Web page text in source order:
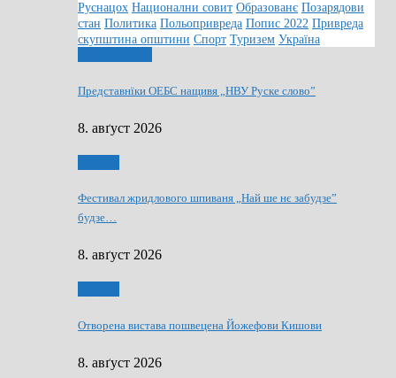
Руснацох Национални совит Образованє Позарядови
стан Политика Польопривреда Попис 2022 Привреда
скупштина општини Спорт Туризем Україна
Представнїки ОЕБС нащивя „НВУ Руске слово”
8. авґуст 2026
Фестивал жридлового шпиваня „Най ше нє забудзе”
будзе…
8. авґуст 2026
Отворена вистава пошвецена Йожефови Кишови
8. авґуст 2026